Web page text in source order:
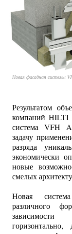
Новая фасадная системы
Результатом
компаний HILTI
система VFH
задачу
разряда
экономически
новые
смелых
Новая
различного
зависимости